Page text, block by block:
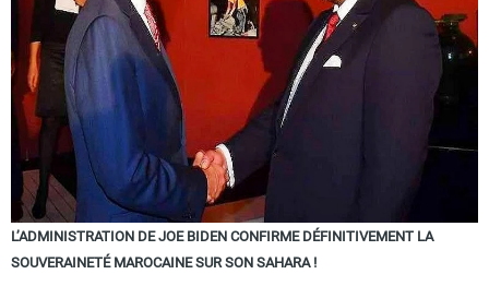
L’ADMINISTRATION DE JOE BIDEN CONFIRME DÉFINITIVEMENT LA
SOUVERAINETÉ MAROCAINE SUR SON SAHARA !